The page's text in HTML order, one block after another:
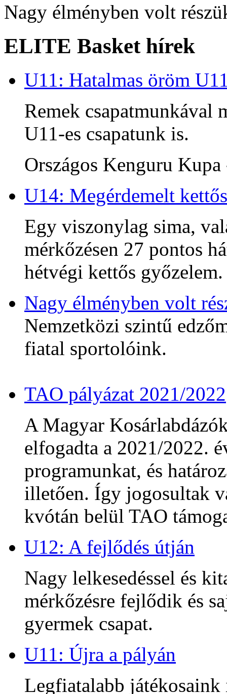
Nagy élményben volt
ELITE Basket hírek
U11: Hatalmas öröm
Remek csapatmunkával
U11-es csapatunk is.
Országos Kenguru
U14: Megérdemelt
Egy viszonylag sima,
mérkőzésen 27 pontos
hétvégi kettős győzelem.
Nagy élményben volt
Nemzetközi szintű
fiatal sportolóink.
TAO pályázat 2021/2022
A Magyar
elfogadta a 2021/2022.
programunkat, és
illetően. Így jogosultak
kvótán belül TAO
U12: A fejlődés útján
Nagy lelkesedéssel és
mérkőzésre fejlődik és
gyermek csapat.
U11: Újra a pályán
Legfiatalabb